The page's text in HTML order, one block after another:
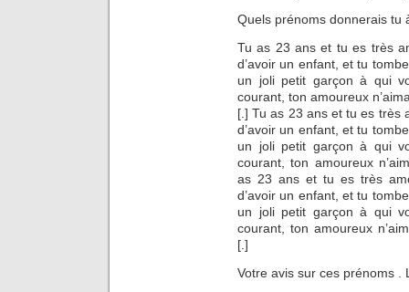
Quels prénoms donnerais tu
Tu as 23 ans et tu es très
d’avoir un enfant, et tu
un joli petit garçon à qui
courant, ton amoureux
[.] Tu as 23 ans et tu es très
d’avoir un enfant, et tu
un joli petit garçon à qui
courant, ton amoureux
as 23 ans et tu es très
d’avoir un enfant, et tu
un joli petit garçon à qui
courant, ton amoureux
[.]
Votre avis sur ces prénoms .